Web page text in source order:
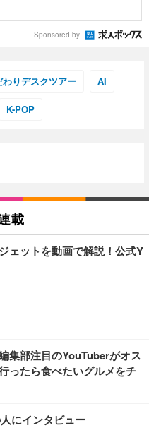
Sponsored by
わりデスクツアー AI
K-POP
載
ェットを動画で解説！公式Y
集部注目のYouTuberがオス
ったら食べたいグルメをチ
にインタビュー